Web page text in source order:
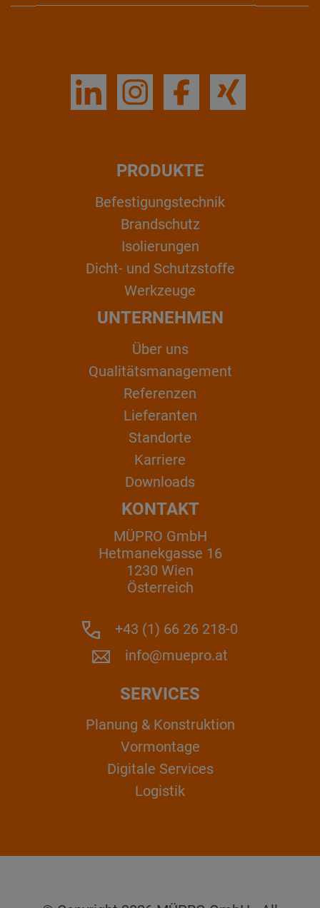
PRODUKTE
Befestigungstechnik
Brandschutz
Isolierungen
Dicht- und Schutzstoffe
Werkzeuge
UNTERNEHMEN
Über uns
Qualitätsmanagement
Referenzen
Lieferanten
Standorte
Karriere
Downloads
KONTAKT
MÜPRO GmbH
Hetmanekgasse 16
1230 Wien
Österreich
+43 (1) 66 26 218-0
info@muepro.at
SERVICES
Planung & Konstruktion
Vormontage
Digitale Services
Logistik